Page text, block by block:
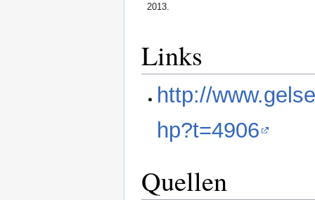
2013.
Links
http://
hp?t=4906
Quellen